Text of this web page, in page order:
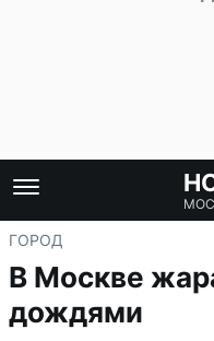
ГОРОД
В Москве
дождями